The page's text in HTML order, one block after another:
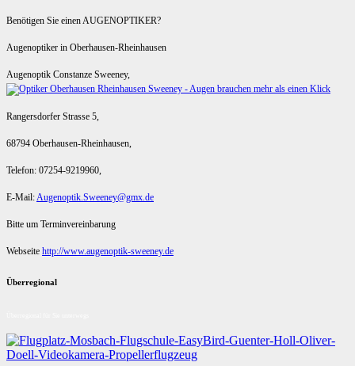
Benötigen Sie einen AUGENOPTIKER?
Augenoptiker in Oberhausen-Rheinhausen
Augenoptik Constanze Sweeney,
Rangersdorfer Strasse 5,
68794 Oberhausen-Rheinhausen,
Telefon: 07254-9219960,
E-Mail:Augenoptik.Sweeney@gmx.de
Bitte um Terminvereinbarung
Webseite http://www.augenoptik-sweeney.de
Überregional